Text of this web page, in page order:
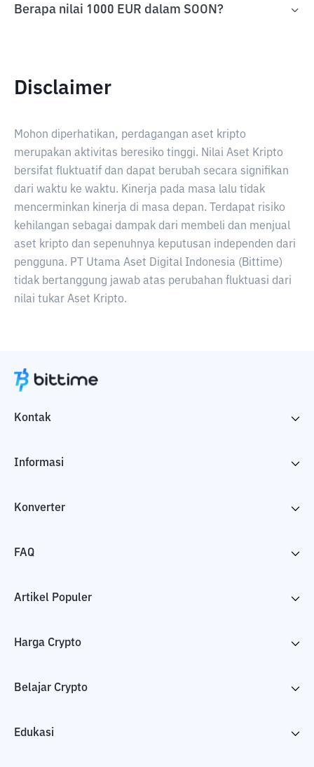
Berapa nilai 1000 EUR dalam SOON?
Disclaimer
Mohon diperhatikan, perdagangan aset kripto
merupakan aktivitas beresiko tinggi. Nilai Aset Kripto
bersifat fluktuatif dan dapat berubah secara signifikan
dari waktu ke waktu. Kinerja pada masa lalu tidak
mencerminkan kinerja di masa depan. Terdapat risiko
kehilangan sebagai dampak dari membeli dan menjual
aset kripto dan sepenuhnya keputusan independen dari
pengguna. PT Utama Aset Digital Indonesia (Bittime)
tidak bertanggung jawab atas perubahan fluktuasi dari
nilai tukar Aset Kripto.
Kontak
Informasi
Konverter
FAQ
Artikel Populer
Harga Crypto
Belajar Crypto
Edukasi